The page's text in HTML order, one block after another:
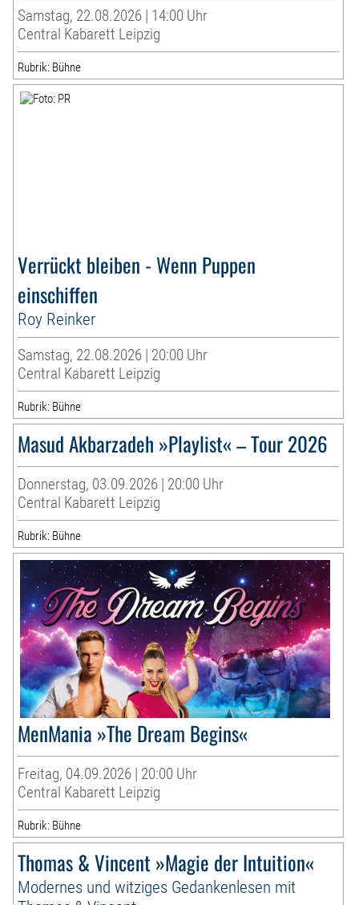
Samstag, 22.08.2026 | 14:00 Uhr
Central Kabarett Leipzig
Rubrik: Bühne
Verrückt bleiben - Wenn Puppen
einschiffen
Roy Reinker
Samstag, 22.08.2026 | 20:00 Uhr
Central Kabarett Leipzig
Rubrik: Bühne
Masud Akbarzadeh »Playlist« – Tour 2026
Donnerstag, 03.09.2026 | 20:00 Uhr
Central Kabarett Leipzig
Rubrik: Bühne
MenMania »The Dream Begins«
Freitag, 04.09.2026 | 20:00 Uhr
Central Kabarett Leipzig
Rubrik: Bühne
Thomas & Vincent »Magie der Intuition«
Modernes und witziges Gedankenlesen mit